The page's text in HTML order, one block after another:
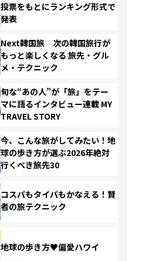
投票をもとにランキング形式で
発表
Next韓国旅 次の韓国旅行が
もっと楽しくなる 旅先・グル
メ・テクニック
旬な“あの人”が「旅」をテー
マに語るインタビュー連載 MY
TRAVEL STORY
今、こんな旅がしてみたい！地
球の歩き方が選ぶ2026年絶対
行くべき旅先30
コスパもタイパもかなえる！賢
者の旅テクニック
地球の歩き方♥偏愛ハワイ